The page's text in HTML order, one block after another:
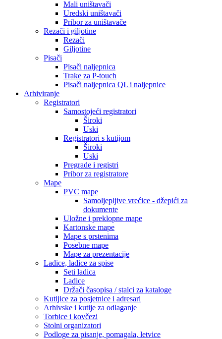
Mali uništavači
Uredski uništavači
Pribor za uništavače
Rezači i giljotine
Rezači
Giljotine
Pisači
Pisači naljepnica
Trake za P-touch
Pisači naljepnica QL i naljepnice
Arhiviranje
Registratori
Samostojeći registratori
Široki
Uski
Registratori s kutijom
Široki
Uski
Pregrade i registri
Pribor za registratore
Mape
PVC mape
Samoljepljive vrećice - džepići za
dokumente
Uložne i preklopne mape
Kartonske mape
Mape s prstenima
Posebne mape
Mape za prezentacije
Ladice, ladice za spise
Seti ladica
Ladice
Držači časopisa / stalci za kataloge
Kutijice za posjetnice i adresari
Arhivske i kutije za odlaganje
Torbice i kovčezi
Stolni organizatori
Podloge za pisanje, pomagala, letvice